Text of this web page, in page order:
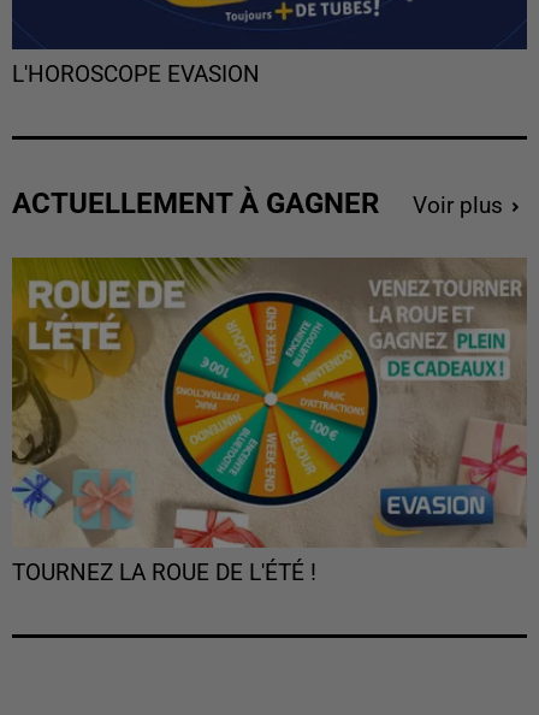
L'HOROSCOPE EVASION
ACTUELLEMENT À GAGNER Voir plus
TOURNEZ LA ROUE DE L'ÉTÉ !